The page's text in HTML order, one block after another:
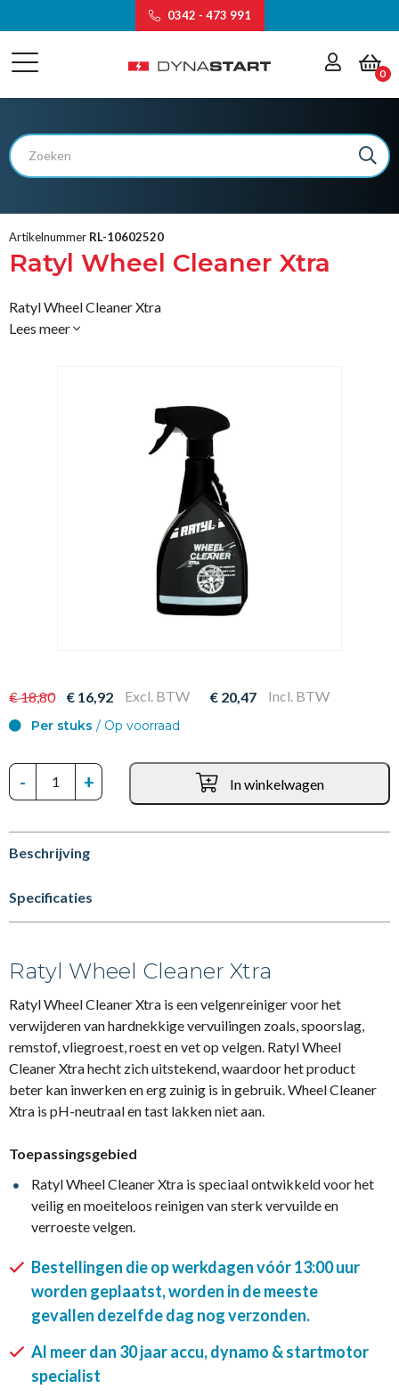
0342 - 473 991
0
Artikelnummer RL-10602520
Ratyl Wheel Cleaner Xtra
Ratyl Wheel Cleaner Xtra
Lees meer
€ 18,80 € 16,92 Excl. BTW € 20,47 Incl. BTW
Per stuks / Op voorraad
- + In winkelwagen
Beschrijving
Specificaties
Ratyl Wheel Cleaner Xtra
Ratyl Wheel Cleaner Xtra is een velgenreiniger voor het
verwijderen van hardnekkige vervui­lingen zoals, spoorslag,
remstof, vliegroest, roest en vet op velgen. Ratyl Wheel
Cleaner Xtra hecht zich uitstekend, waardoor het product
beter kan inwerken en erg zuinig is in gebruik. Wheel Cleaner
Xtra is pH-neutraal en tast lakken niet aan.
Toepassingsgebied
Ratyl Wheel Cleaner Xtra is speciaal ontwikkeld voor het
veilig en moeiteloos reinigen van sterk vervuilde en
verroeste velgen.
Bestellingen die op werkdagen vóór 13:00 uur
worden geplaatst, worden in de meeste
gevallen dezelfde dag nog verzonden.
Al meer dan 30 jaar accu, dynamo & startmotor
specialist